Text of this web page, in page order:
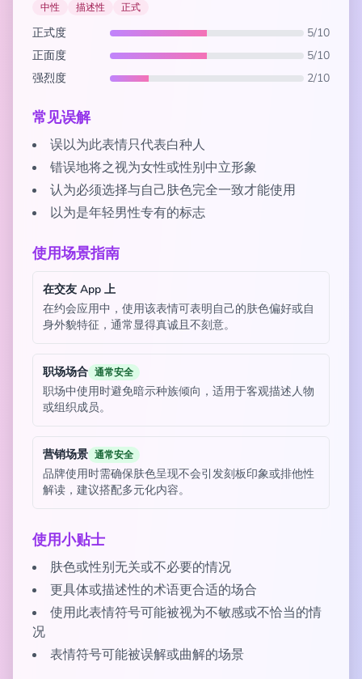
中性 描述性 正式
正式度
5/10
正面度
5/10
强烈度
2/10
常见误解
误以为此表情只代表白种人
错误地将之视为女性或性别中立形象
认为必须选择与自己肤色完全一致才能使用
以为是年轻男性专有的标志
使用场景指南
在交友 App 上
在约会应用中，使用该表情可表明自己的肤色偏好或自
身外貌特征，通常显得真诚且不刻意。
职场场合 通常安全
职场中使用时避免暗示种族倾向，适用于客观描述人物
或组织成员。
营销场景 通常安全
品牌使用时需确保肤色呈现不会引发刻板印象或排他性
解读，建议搭配多元化内容。
使用小贴士
肤色或性别无关或不必要的情况
更具体或描述性的术语更合适的场合
使用此表情符号可能被视为不敏感或不恰当的情
况
表情符号可能被误解或曲解的场景